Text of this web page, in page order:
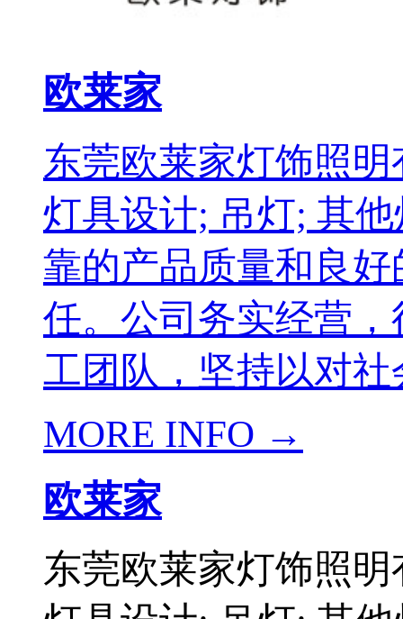
欧莱家
东莞欧莱家灯饰照
灯具设计; 吊灯; 其
靠的产品质量和良
任。公司务实经营
工团队，坚持以对
MORE INFO →
欧莱家
东莞欧莱家灯饰照